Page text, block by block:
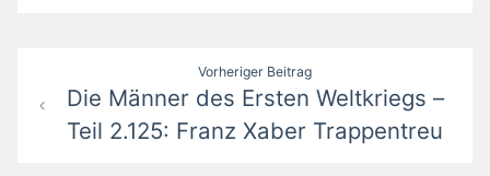
Beitragsnavigation
Vorheriger Beitrag
Die Männer des Ersten Weltkriegs –
Teil 2.125: Franz Xaber Trappentreu